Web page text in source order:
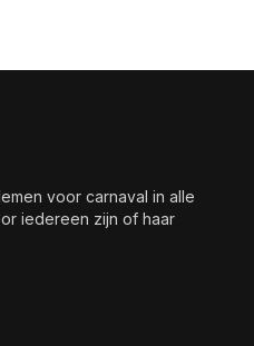
voor carnaval in alle
iedereen zijn of haar